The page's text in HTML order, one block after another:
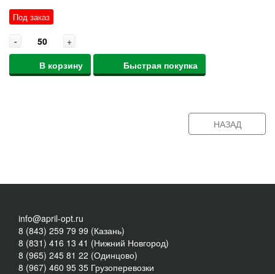
Под заказ
-
+
В корзину
Быстрая покупка
НАЗАД
info@april-opt.ru
8 (843) 259 79 99 (Казань)
8 (831) 416 13 41 (Нижний Новгород)
8 (965) 245 81 22 (Одинцово)
8 (967) 460 95 35 Грузоперевозки